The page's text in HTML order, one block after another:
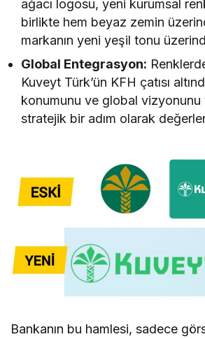
ağacı logosu, yeni kurumsal
birlikte hem beyaz zemin
markanın yeni yeşil tonu
Global Entegrasyon:
Kuveyt Türk’ün KFH çatısı
konumunu ve global vizyonunu
stratejik bir adım olarak
​Bankanın bu hamlesi, sadece